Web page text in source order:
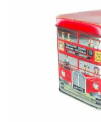
OŚWIETLENIE